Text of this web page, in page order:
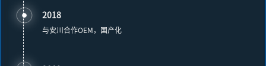
2018
与安川合作OEM，国产化